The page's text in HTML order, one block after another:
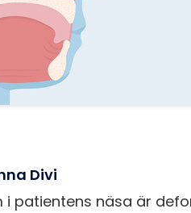
Divi
i patientens näsa är